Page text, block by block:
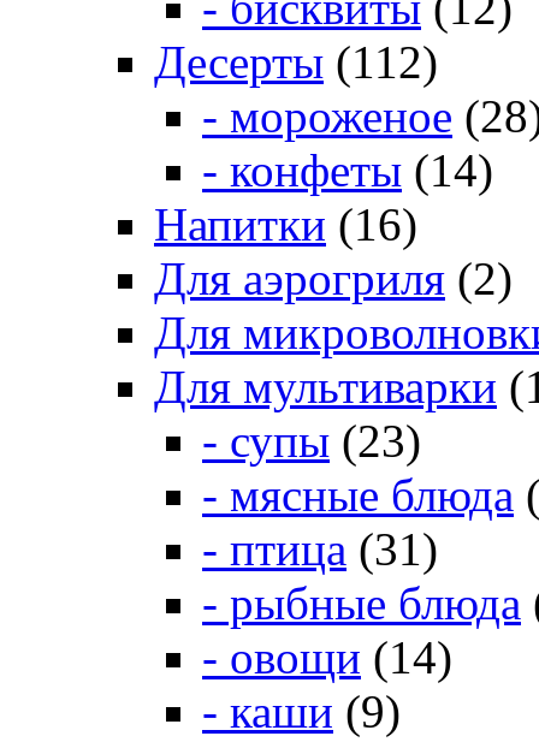
Десерты (112)
- мороженое
- конфеты (14)
Напитки (16)
Для аэрогриля (2)
Для
Для мультиварки
- супы (23)
- мясные блюда
- птица (31)
- рыбные блюда
- овощи (14)
- каши (9)